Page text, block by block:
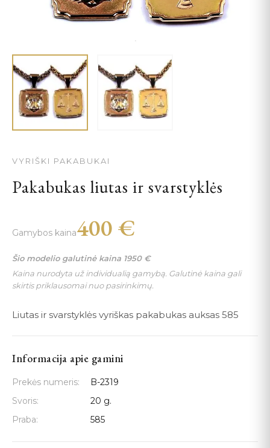
VYRIŠKI PAKABUKAI
Pakabukas liutas ir svarstyklės
Gamybos kaina400 €
Šio modelio galutinė kaina 1950 €
Kaina nurodyta už individualią gamybą. Galutinė kaina gali
skirtis priklausomai nuo pasirinkimų.
Liutas ir svarstyklės vyriškas pakabukas auksas 585
Informacija apie gamini
Prekės numeris:
B-2319
Svoris:
20 g.
Praba:
585